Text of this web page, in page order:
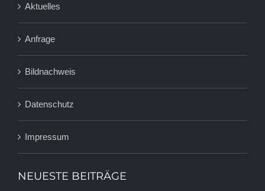
Aktuelles
Anfrage
Bildnachweis
Datenschutz
Impressum
NEUESTE BEITRÄGE